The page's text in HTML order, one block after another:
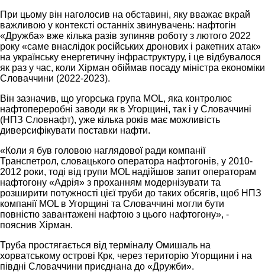
При цьому він наголосив на обставині, яку вважає вкрай
важливою у контексті останніх звинувачень: нафтогін
«Дружба» вже кілька разів зупиняв роботу з лютого 2022
року «саме внаслідок російських дронових і ракетних атак»
на українську енергетичну інфраструктуру, і це відбувалося
як раз у час, коли Хірман обіймав посаду міністра економіки
Словаччини (2022-2023).
Він зазначив, що угорська група MOL, яка контролює
нафтопереробні заводи як в Угорщині, так і у Словаччині
(НПЗ Словнафт), уже кілька років має можливість
диверсифікувати поставки нафти.
«Коли я був головою наглядової ради компанії
Транспетрол, словацького оператора нафтогонів, у 2010-
2012 роки, тоді від групи MOL надійшов запит операторам
нафтогону «Адрія» з проханням модернізувати та
розширити потужності цієї труби до таких обсягів, щоб НПЗ
компанії MOL в Угорщині та Словаччині могли бути
повністю завантажені нафтою з цього нафтогону», -
пояснив Хірман.
Труба простягається від терміналу Омишаль на
хорватському острові Крк, через територію Угорщини і на
півдні Словаччини приєднана до «Дружби».